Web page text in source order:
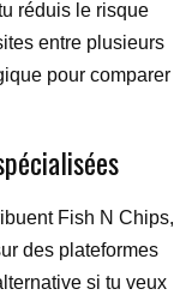
réduis le risque
entre plusieurs
pour comparer
Fish N Chips,
des plateformes
si tu veux